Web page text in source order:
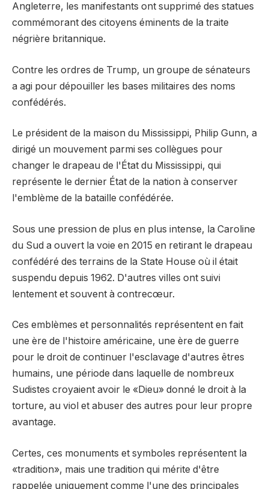
Angleterre, les manifestants ont supprimé des statues
commémorant des citoyens éminents de la traite
négrière britannique.
Contre les ordres de Trump, un groupe de sénateurs
a agi pour dépouiller les bases militaires des noms
confédérés.
Le président de la maison du Mississippi, Philip Gunn, a
dirigé un mouvement parmi ses collègues pour
changer le drapeau de l'État du Mississippi, qui
représente le dernier État de la nation à conserver
l'emblème de la bataille confédérée.
Sous une pression de plus en plus intense, la Caroline
du Sud a ouvert la voie en 2015 en retirant le drapeau
confédéré des terrains de la State House où il était
suspendu depuis 1962. D'autres villes ont suivi
lentement et souvent à contrecœur.
Ces emblèmes et personnalités représentent en fait
une ère de l'histoire américaine, une ère de guerre
pour le droit de continuer l'esclavage d'autres êtres
humains, une période dans laquelle de nombreux
Sudistes croyaient avoir le «Dieu» donné le droit à la
torture, au viol et abuser des autres pour leur propre
avantage.
Certes, ces monuments et symboles représentent la
«tradition», mais une tradition qui mérite d'être
rappelée uniquement comme l'une des principales